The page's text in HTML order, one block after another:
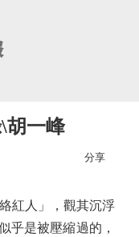
胡一峰
分享
人」，觀其沉浮
乎是被壓縮過的，